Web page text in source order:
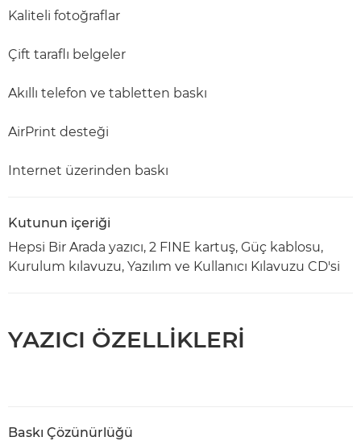
Kaliteli fotoğraflar
Çift taraflı belgeler
Akıllı telefon ve tabletten baskı
AirPrint desteği
Internet üzerinden baskı
Kutunun içeriği
Hepsi Bir Arada yazıcı, 2 FINE kartuş, Güç kablosu,
Kurulum kılavuzu, Yazılım ve Kullanıcı Kılavuzu CD'si
YAZICI ÖZELLİKLERİ
Baskı Çözünürlüğü